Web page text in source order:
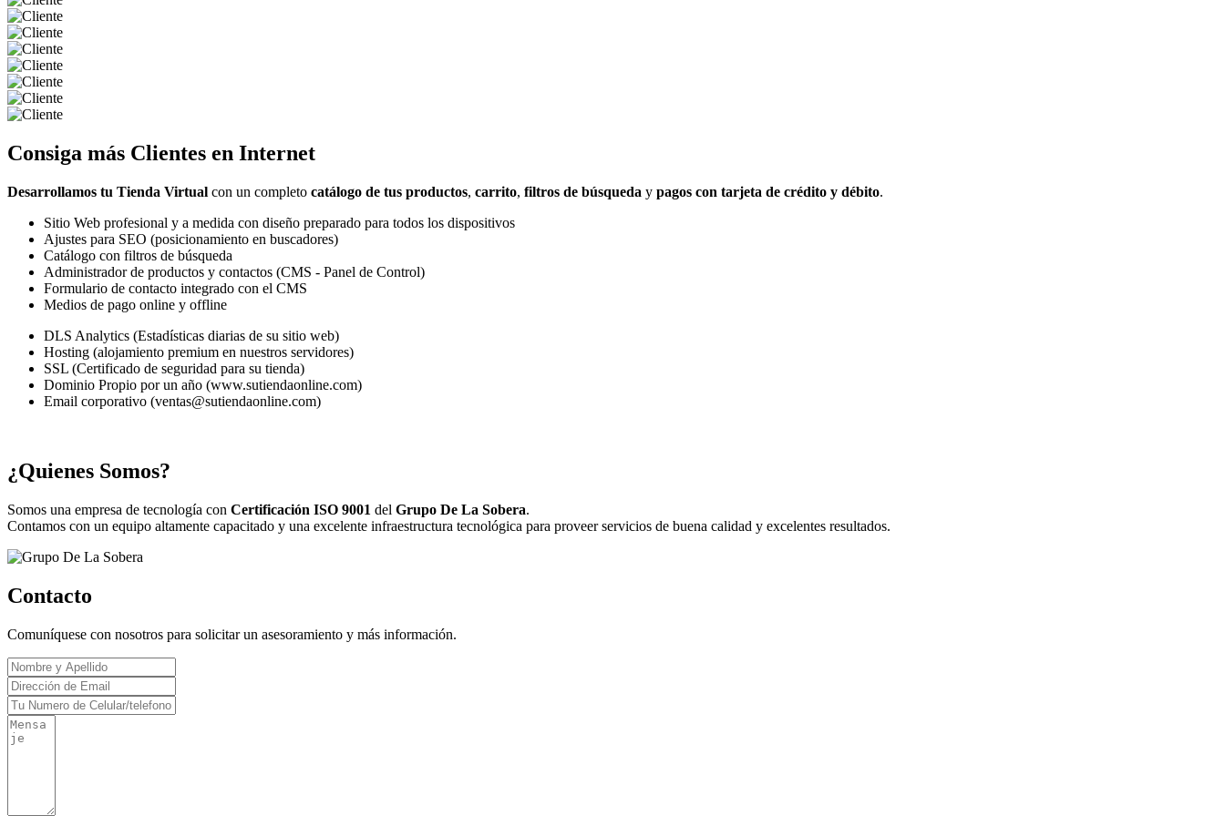
Consiga más Clientes en Internet
Desarrollamos tu Tienda Virtual con un completo catálogo de tus productos, carrito, filtros de búsqueda y pagos con tarjeta de crédito y débito.
Sitio Web profesional y a medida con diseño preparado para todos los dispositivos
Ajustes para SEO (posicionamiento en buscadores)
Catálogo con filtros de búsqueda
Administrador de productos y contactos (CMS - Panel de Control)
Formulario de contacto integrado con el CMS
Medios de pago online y offline
DLS Analytics (Estadísticas diarias de su sitio web)
Hosting (alojamiento premium en nuestros servidores)
SSL (Certificado de seguridad para su tienda)
Dominio Propio por un año (www.sutiendaonline.com)
Email corporativo (ventas@sutiendaonline.com)
¿Quienes Somos?
Somos una empresa de tecnología con Certificación ISO 9001 del Grupo De La Sobera.
Contamos con un equipo altamente capacitado y una excelente infraestructura tecnológica para proveer servicios de buena calidad y excelentes resultados.
Contacto
Comuníquese con nosotros para solicitar un asesoramiento y más información.